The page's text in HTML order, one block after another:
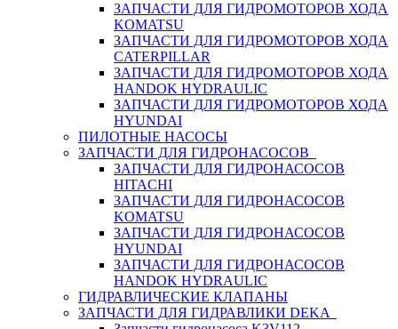
ЗАПЧАСТИ ДЛЯ ГИДРОМОТОРОВ ХОДА
KOMATSU
ЗАПЧАСТИ ДЛЯ ГИДРОМОТОРОВ ХОДА
CATERPILLAR
ЗАПЧАСТИ ДЛЯ ГИДРОМОТОРОВ ХОДА
HANDOK HYDRAULIC
ЗАПЧАСТИ ДЛЯ ГИДРОМОТОРОВ ХОДА
HYUNDAI
ПИЛОТНЫЕ НАСОСЫ
ЗАПЧАСТИ ДЛЯ ГИДРОНАСОСОВ
ЗАПЧАСТИ ДЛЯ ГИДРОНАСОСОВ
HITACHI
ЗАПЧАСТИ ДЛЯ ГИДРОНАСОСОВ
KOMATSU
ЗАПЧАСТИ ДЛЯ ГИДРОНАСОСОВ
HYUNDAI
ЗАПЧАСТИ ДЛЯ ГИДРОНАСОСОВ
HANDOK HYDRAULIC
ГИДРАВЛИЧЕСКИЕ КЛАПАНЫ
ЗАПЧАСТИ ДЛЯ ГИДРАВЛИКИ DEKA